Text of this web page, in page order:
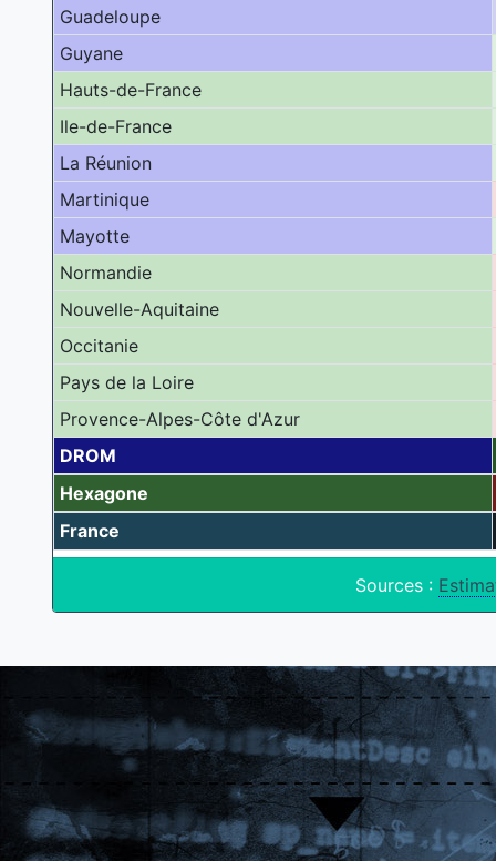
Guadeloupe
Guyane
Hauts-de-France
Ile-de-France
La Réunion
Martinique
Mayotte
Normandie
Nouvelle-Aquitaine
Occitanie
Pays de la Loire
Provence-Alpes-Côte d'Azur
DROM
Hexagone
France
Sources :